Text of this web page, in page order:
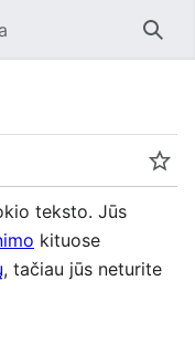
teksto. Jūs
kituose
, tačiau jūs neturite